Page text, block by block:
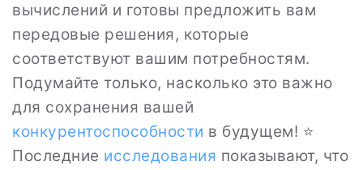
вычислений и готовы предложить вам
передовые решения, которые
соответствуют вашим потребностям.
Подумайте только, насколько это важно
для сохранения вашей
конкурентоспособности в будущем! ⭐
Последние исследования показывают, что